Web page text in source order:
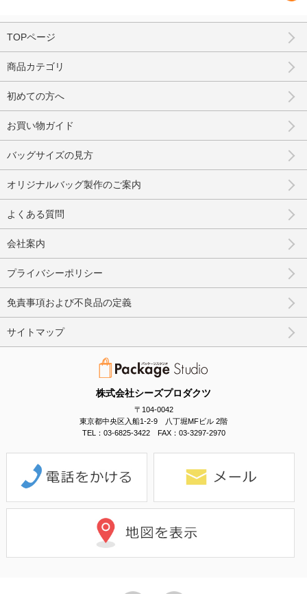
株式会社シーズプロダクツ
〒104-0042
東京都中央区入船1-2-9 八丁堀MFビル 2階
TEL：03-6825-3422 FAX：03-3297-2970
TOPページ
商品カテゴリ
初めての方へ
お買い物ガイド
バッグサイズの見方
オリジナルバッグ製作のご案内
よくある質問
会社案内
プライバシーポリシー
免責事項および不良品の定義
サイトマップ